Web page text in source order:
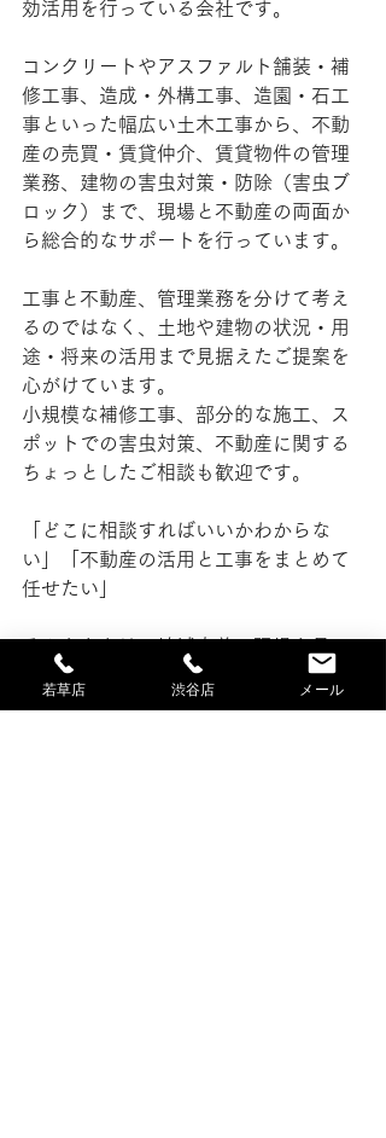
効活用を行っている会社です。
コンクリートやアスファルト舗装・補
修工事、造成・外構工事、造園・石工
事といった幅広い土木工事から、不動
産の売買・賃貸仲介、賃貸物件の管理
業務、建物の害虫対策・防除（害虫ブ
ロック）まで、現場と不動産の両面か
ら総合的なサポートを行っています。
工事と不動産、管理業務を分けて考え
るのではなく、土地や建物の状況・用
途・将来の活用まで見据えたご提案を
心がけています。
小規模な補修工事、部分的な施工、ス
ポットでの害虫対策、不動産に関する
ちょっとしたご相談も歓迎です。
「どこに相談すればいいかわからな
い」「不動産の活用と工事をまとめて
任せたい」
きた株式会社スズマサにご相談くださ
若草店 渋谷店 メール